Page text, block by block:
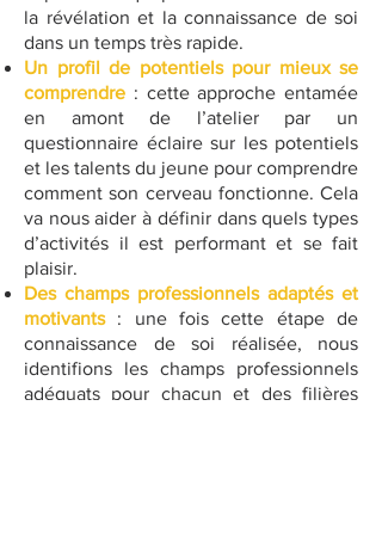
la révélation et la connaissance de soi
dans un temps très rapide.
Un profil de potentiels pour mieux se
comprendre : cette approche entamée
en amont de l’atelier par un
questionnaire éclaire sur les potentiels
et les talents du jeune pour comprendre
comment son cerveau fonctionne. Cela
va nous aider à définir dans quels types
d’activités il est performant et se fait
plaisir.
Des champs professionnels adaptés et
motivants : une fois cette étape de
connaissance de soi réalisée, nous
identifions les champs professionnels
adéquats pour chacun et des filières